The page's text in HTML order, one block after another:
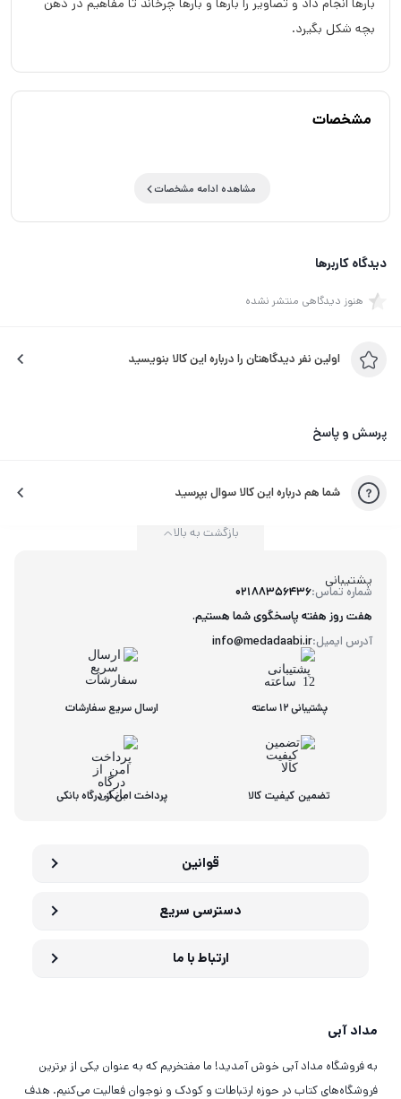
بارها انجام داد و تصاویر را بارها و بارها چرخاند تا مفاهیم در ذهن
بچه شکل بگیرد.
مشخصات
مشاهده ادامه مشخصات
دیدگاه کاربرها
هنوز دیدگاهی منتشر نشده
اولین نفر دیدگاهتان را درباره این کالا بنویسید
پرسش و پاسخ
شما هم درباره این کالا سوال بپرسید
پشتیبانی
شماره تماس:02188356436
آدرس ایمیل:info@medadaabi.ir
هفت روز هفته پاسخگوی شما هستیم.
بازگشت به بالا
پشتیبانی 12 ساعته ارسال سریع سفارشات
تضمین کیفیت کالا پرداخت امن از درگاه بانکی
قوانین
دسترسی سریع
ارتباط با ما
مداد آبی
به فروشگاه مداد آبی خوش آمدید! ما مفتخریم که به عنوان یکی از برترین
فروشگاه‌های کتاب در حوزه ارتباطات و کودک و نوجوان فعالیت می‌کنیم. هدف